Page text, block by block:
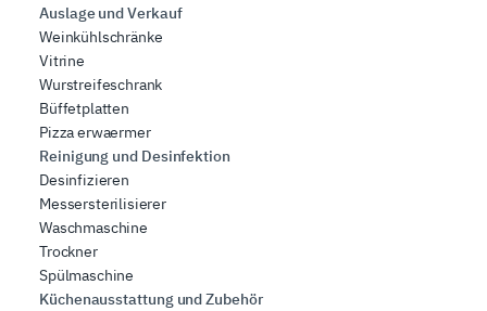
Auslage und Verkauf
Weinkühlschränke
Vitrine
Wurstreifeschrank
Büffetplatten
Pizza erwaermer
Reinigung und Desinfektion
Desinfizieren
Messersterilisierer
Waschmaschine
Trockner
Spülmaschine
Küchenausstattung und Zubehör